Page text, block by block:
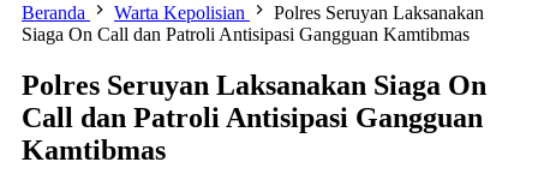
Beranda
Warta Kepolisian
Polres Seruyan Laksanakan
Siaga On Call dan Patroli Antisipasi Gangguan Kamtibmas
Polres Seruyan Laksanakan Siaga On
Call dan Patroli Antisipasi Gangguan
Kamtibmas